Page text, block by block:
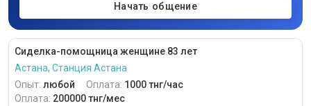
Начать общение
Сиделка-помощница женщине 83 лет
Астана, Станция Астана
Опыт: любой Оплата: 1000 тнг/час
Оплата: 200000 тнг/мес